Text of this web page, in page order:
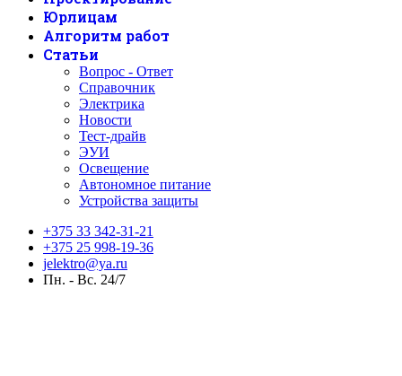
Юрлицам
Алгоритм работ
Статьи
Вопрос - Ответ
Справочник
Электрика
Новости
Тест-драйв
ЭУИ
Освещение
Автономное питание
Устройства защиты
+375 33 342-31-21
+375 25 998-19-36
jelektro@ya.ru
Пн. - Вс. 24/7